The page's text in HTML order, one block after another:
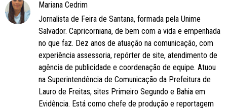
Mariana Cedrim
Jornalista de Feira de Santana, formada pela Unime
Salvador. Capricorniana, de bem com a vida e empenhada
no que faz. Dez anos de atuação na comunicação, com
experiência assessoria, repórter de site, atendimento de
agência de publicidade e coordenação de equipe. Atuou
na Superintendência de Comunicação da Prefeitura de
Lauro de Freitas, sites Primeiro Segundo e Bahia em
Evidência. Está como chefe de produção e reportagem